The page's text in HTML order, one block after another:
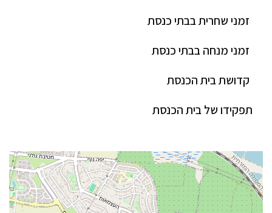
זמני שחרית בבתי כנסת
זמני מנחה בבתי כנסת
קדושת בית הכנסת
תפקידו של בית הכנסת